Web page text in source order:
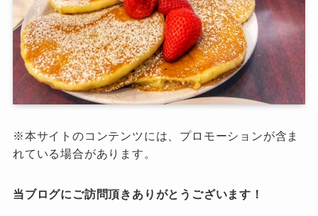
※本サイトのコンテンツには、プロモーションが含ま
れている場合があります。
当ブログにご訪問頂きありがとうございます！